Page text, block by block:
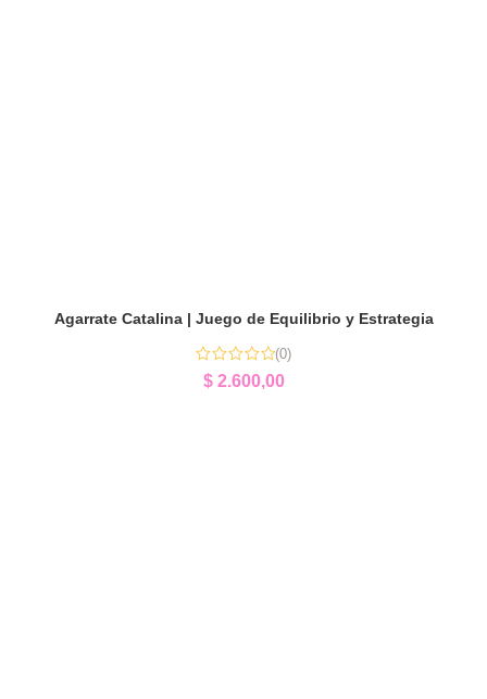
Agarrate Catalina | Juego de Equilibrio y Estrategia
(0)
$2.600,00